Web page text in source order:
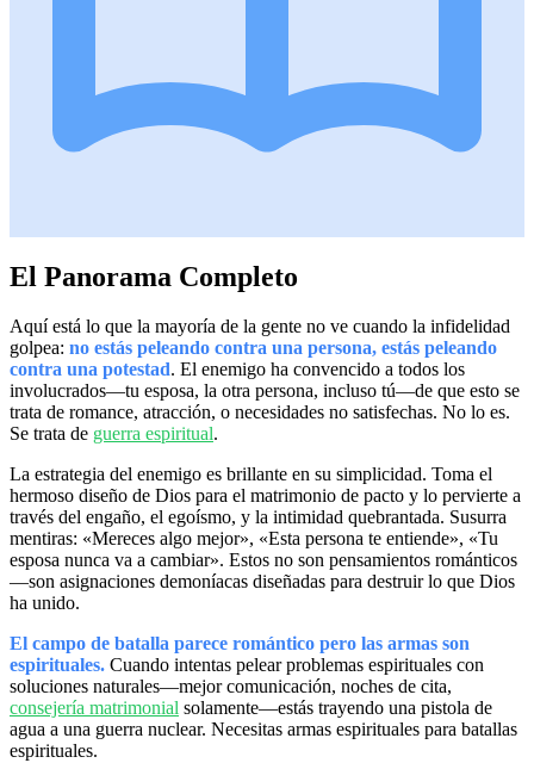
El Panorama Completo
Aquí está lo que la mayoría de la gente no ve cuando la infidelidad
golpea: no estás peleando contra una persona, estás peleando
contra una potestad. El enemigo ha convencido a todos los
involucrados—tu esposa, la otra persona, incluso tú—de que esto se
trata de romance, atracción, o necesidades no satisfechas. No lo es.
Se trata de guerra espiritual.
La estrategia del enemigo es brillante en su simplicidad. Toma el
hermoso diseño de Dios para el matrimonio de pacto y lo pervierte a
través del engaño, el egoísmo, y la intimidad quebrantada. Susurra
mentiras: «Mereces algo mejor», «Esta persona te entiende», «Tu
esposa nunca va a cambiar». Estos no son pensamientos románticos
—son asignaciones demoníacas diseñadas para destruir lo que Dios
ha unido.
El campo de batalla parece romántico pero las armas son
espirituales. Cuando intentas pelear problemas espirituales con
soluciones naturales—mejor comunicación, noches de cita,
consejería matrimonial solamente—estás trayendo una pistola de
agua a una guerra nuclear. Necesitas armas espirituales para batallas
espirituales.